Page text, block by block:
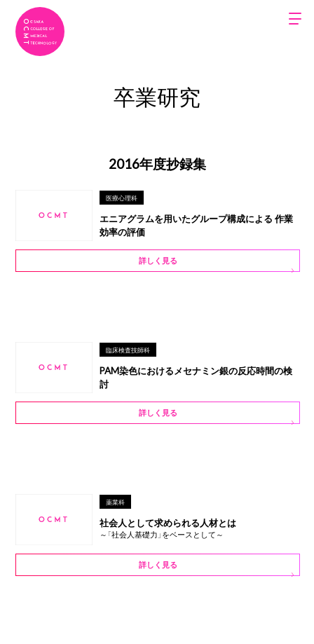
卒業研究
2016年度抄録集
医療心理科
エニアグラムを用いたグループ構成による 作業
効率の評価
詳しく見る
臨床検査技師科
PAM染色におけるメセナミン銀の反応時間の検
討
詳しく見る
薬業科
社会人として求められる人材とは
～「社会人基礎力」をベースとして～
詳しく見る